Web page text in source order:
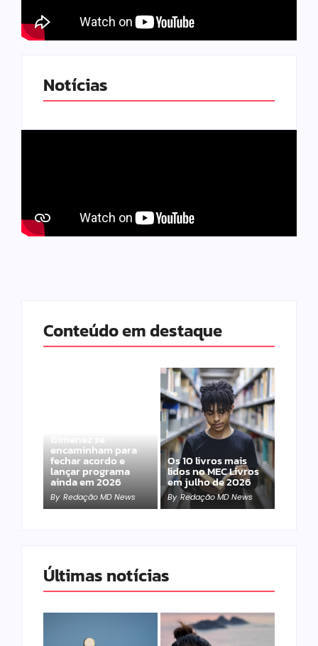
Notícias
Conteúdo em destaque
Gimenez se
encaminham para
fechar acordo e
lançar programa
ainda em 2026
By Redação MD News
Os 10 livros mais
lidos no MEC Livros
em julho de 2026
By Redação MD News
Últimas notícias